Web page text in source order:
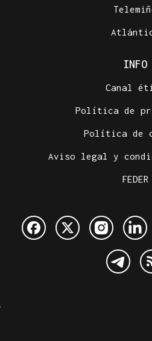
INFO
Canal
Política de
Política de
Aviso legal y
FEDER